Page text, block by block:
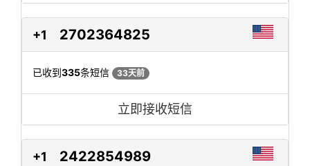
+1 2702364825
已收到335条短信 33天前
立即接收短信
+1 2422854989